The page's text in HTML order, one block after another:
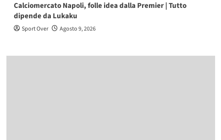
Calciomercato Napoli, folle idea dalla Premier | Tutto
dipende da Lukaku
Sport Over Agosto 9, 2026